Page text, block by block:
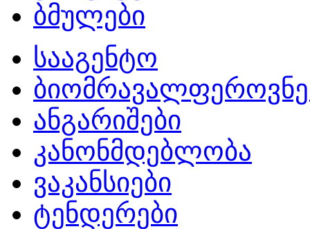
ბმულები
სააგენტო
ანგარიშები
კანონმდებლობა
ვაკანსიები
ტენდერები